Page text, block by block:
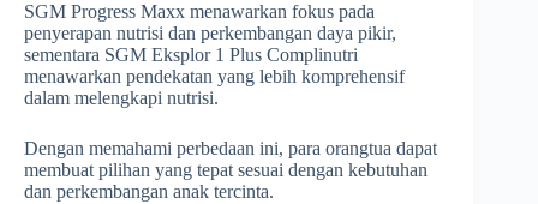
SGM Progress Maxx menawarkan fokus pada
penyerapan nutrisi dan perkembangan daya pikir,
sementara SGM Eksplor 1 Plus Complinutri
menawarkan pendekatan yang lebih komprehensif
dalam melengkapi nutrisi.
Dengan memahami perbedaan ini, para orangtua dapat
membuat pilihan yang tepat sesuai dengan kebutuhan
dan perkembangan anak tercinta.